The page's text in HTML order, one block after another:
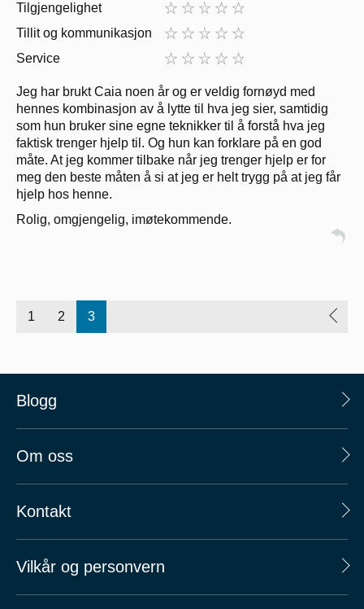
Tilgjengelighet
Tillit og kommunikasjon
Service
Jeg har brukt Caia noen år og er veldig fornøyd med
hennes kombinasjon av å lytte til hva jeg sier, samtidig
som hun bruker sine egne teknikker til å forstå hva jeg
faktisk trenger hjelp til. Og hun kan forklare på en god
måte. At jeg kommer tilbake når jeg trenger hjelp er for
meg den beste måten å si at jeg er helt trygg på at jeg får
hjelp hos henne.
Rolig, omgjengelig, imøtekommende.
1 2 3
Blogg
Om oss
Kontakt
Vilkår og personvern